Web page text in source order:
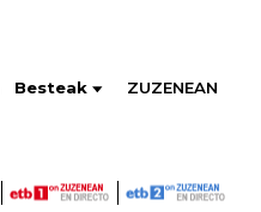
Besteak ZUZENEAN